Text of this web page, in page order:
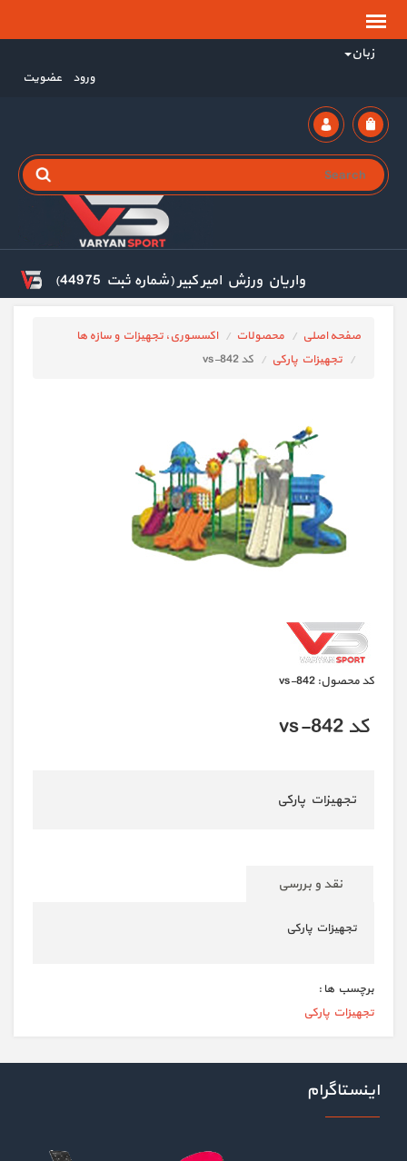
زبان
ورود عضویت
واریان ورزش امیر کبیر (شماره ثبت 44975)
صفحه اصلی محصولات
اکسسوری، تجهیزات و سازه ها
تجهیزات پارکی
کد vs-842
كد محصول: vs-842
کد vs-842
تجهیزات پارکی
نقد و بررسی
تجهیزات پارکی
برچسب ها :
تجهیزات پارکی
اینستاگرام